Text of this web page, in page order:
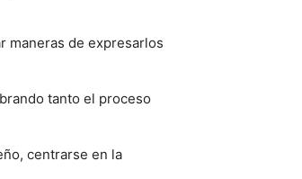
maneras de expresarlos
tanto el proceso
centrarse en la